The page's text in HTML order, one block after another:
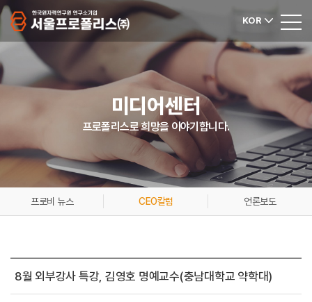
KOR
미디어센터
프로폴리스로 희망을 이야기합니다.
프로비 뉴스 CEO칼럼 언론보도
8월 외부강사 특강, 김영호 명예교수(충남대학교 약학대)